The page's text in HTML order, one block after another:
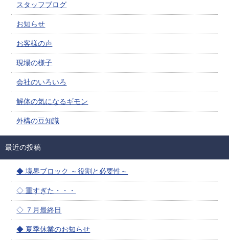
スタッフブログ
お知らせ
お客様の声
現場の様子
会社のいろいろ
解体の気になるギモン
外構の豆知識
最近の投稿
◆ 境界ブロック ～役割と必要性～
◇ 重すぎた・・・
◇ ７月最終日
◆ 夏季休業のお知らせ